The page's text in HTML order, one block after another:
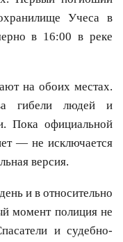
Учеса в
в 16:00 в реке
на обоих местах.
гибели людей и
Пока официальной
— не исключается
версия.
и в относительно
момент полиция не
и судебно-